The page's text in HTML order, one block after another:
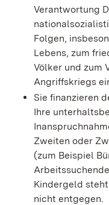
Verantwortung
Folgen,
Lebens, zum
Völker und zum
Angriffskriegs
Sie finanzieren
Ihre
Zweiten oder
(zum Beispiel
Kindergeld
nicht entgegen.